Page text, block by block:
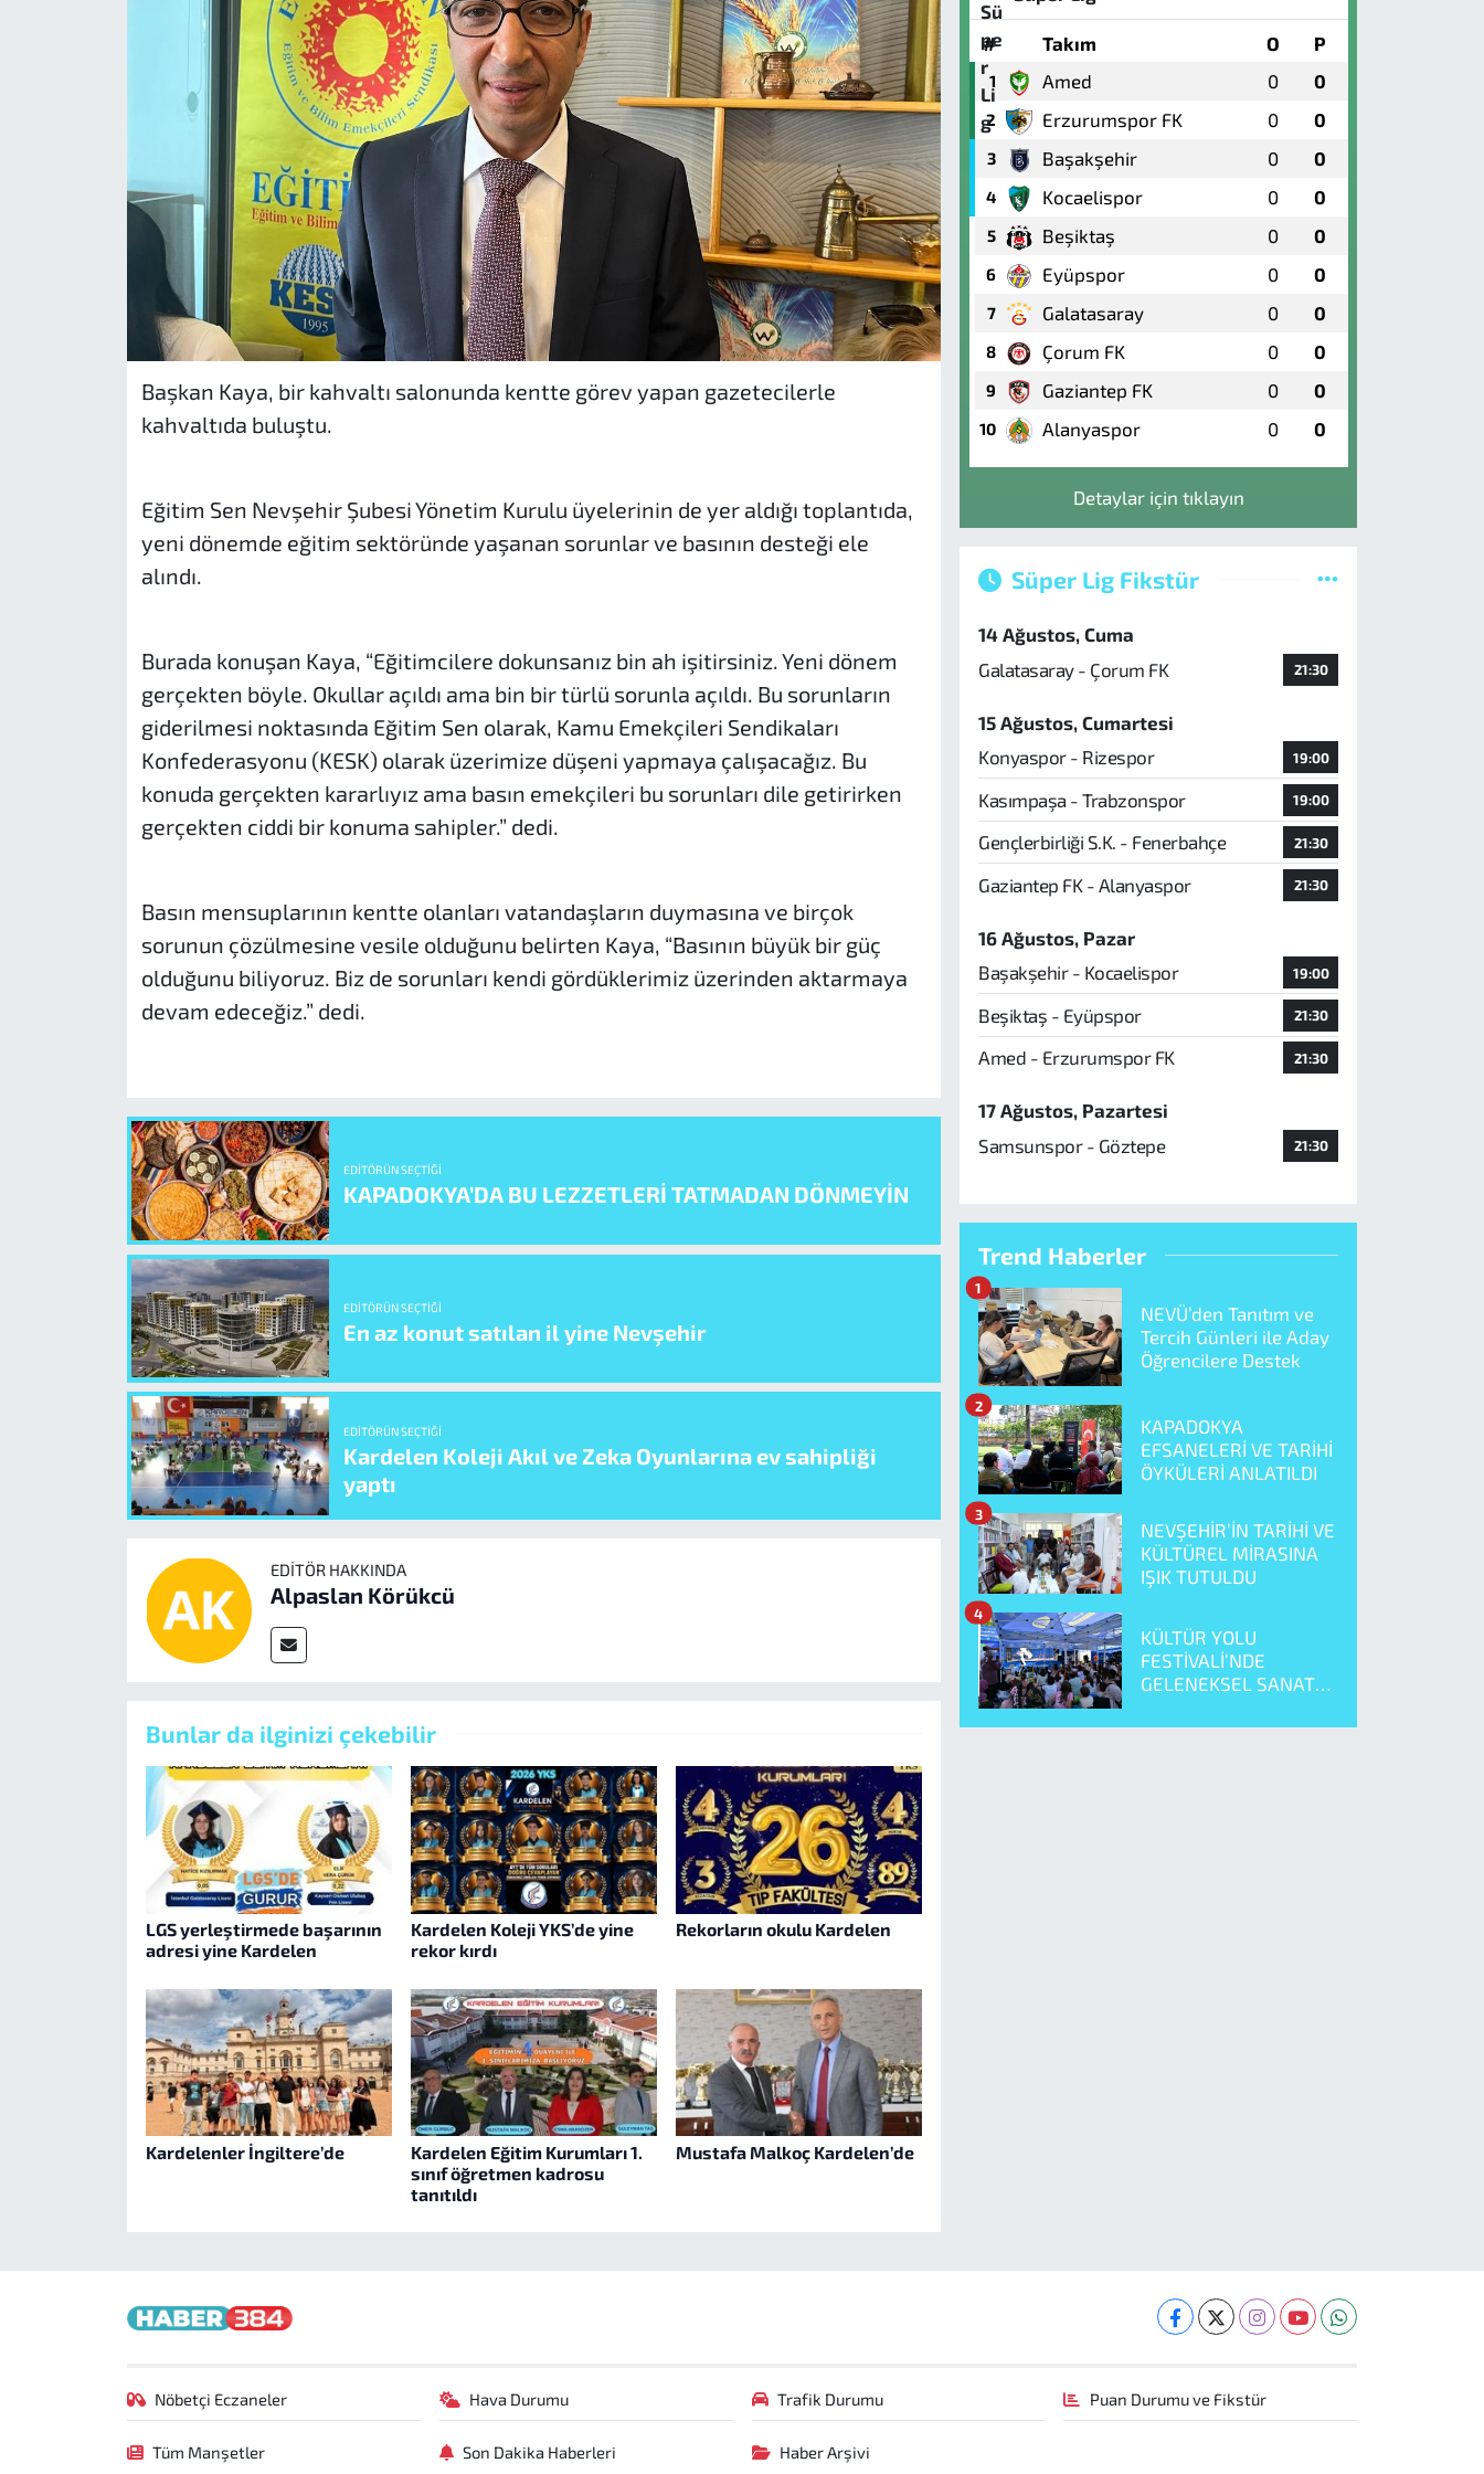
Başkan Kaya, bir kahvaltı salonunda kentte görev yapan gazetecilerle
kahvaltıda buluştu.
Eğitim Sen Nevşehir Şubesi Yönetim Kurulu üyelerinin de yer aldığı toplantıda,
yeni dönemde eğitim sektöründe yaşanan sorunlar ve basının desteği ele
alındı.
Burada konuşan Kaya, “Eğitimcilere dokunsanız bin ah işitirsiniz. Yeni dönem
gerçekten böyle. Okullar açıldı ama bin bir türlü sorunla açıldı. Bu sorunların
giderilmesi noktasında Eğitim Sen olarak, Kamu Emekçileri Sendikaları
Konfederasyonu (KESK) olarak üzerimize düşeni yapmaya çalışacağız. Bu
konuda gerçekten kararlıyız ama basın emekçileri bu sorunları dile getirirken
gerçekten ciddi bir konuma sahipler.” dedi.
Basın mensuplarının kentte olanları vatandaşların duymasına ve birçok
sorunun çözülmesine vesile olduğunu belirten Kaya, “Basının büyük bir güç
olduğunu biliyoruz. Biz de sorunları kendi gördüklerimiz üzerinden aktarmaya
devam edeceğiz.” dedi.
EDITÖRÜN SEÇTIĞI
KAPADOKYA’DA BU LEZZETLERİ TATMADAN DÖNMEYİN
EDITÖRÜN SEÇTIĞI
En az konut satılan il yine Nevşehir
EDITÖRÜN SEÇTIĞI
Kardelen Koleji Akıl ve Zeka Oyunlarına ev sahipliği
yaptı
EDITÖR HAKKINDA
Alpaslan Körükcü
Bunlar da ilginizi çekebilir
LGS yerleştirmede başarının
adresi yine Kardelen
Kardelen Koleji YKS’de yine
rekor kırdı
Rekorların okulu Kardelen
Kardelenler İngiltere’de
Kardelen Eğitim Kurumları 1.
sınıf öğretmen kadrosu
tanıtıldı
Mustafa Malkoç Kardelen’de
# Takım O P
1 Amed 0 0
2 Erzurumspor FK 0 0
3 Başakşehir 0 0
4 Kocaelispor 0 0
5 Beşiktaş 0 0
6 Eyüpspor 0 0
7 Galatasaray 0 0
8 Çorum FK 0 0
9 Gaziantep FK 0 0
10 Alanyaspor 0 0
Detaylar için tıklayın
Süper Lig Fikstür
14 Ağustos, Cuma
Galatasaray - Çorum FK
21:30
15 Ağustos, Cumartesi
Konyaspor - Rizespor
19:00
Kasımpaşa - Trabzonspor 19:00
Gençlerbirliği S.K. - Fenerbahçe 21:30
Gaziantep FK - Alanyaspor 21:30
16 Ağustos, Pazar
Başakşehir - Kocaelispor
19:00
Beşiktaş - Eyüpspor 21:30
Amed - Erzurumspor FK 21:30
17 Ağustos, Pazartesi
Samsunspor - Göztepe
21:30
Trend Haberler
NEVÜ’den Tanıtım ve
Tercih Günleri ile Aday
Öğrencilere Destek
1
KAPADOKYA
EFSANELERİ VE TARİHİ
ÖYKÜLERİ ANLATILDI
2
NEVŞEHİR’İN TARİHİ VE
KÜLTÜREL MİRASINA
IŞIK TUTULDU
3
KÜLTÜR YOLU
FESTİVALİ’NDE
GELENEKSEL SANAT
4
Nöbetçi Eczaneler Hava Durumu Trafik Durumu Puan Durumu ve Fikstür
Tüm Manşetler Son Dakika Haberleri Haber Arşivi